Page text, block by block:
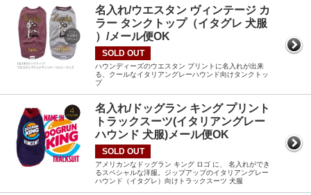
名入れ/ウエスタン ヴィンテージ カ
ラー タンクトップ（イタグレ 犬服
）/メール便OK
SOLD OUT
ハウンディーズのウエスタン プリントに名入れが出来
る、クールなイタリアングレーハウンド向けタンクトッ
プ
名入れ/ドッグラン キング プリント
トラックスーツ(イタリアングレー
ハウンド 犬服)メール便OK
SOLD OUT
アメリカンなドッグラン キング ロゴ に、 名入れができ
るスペシャルな洋服。ジップアップのイタリアングレー
ハウンド（イタグレ）向けトラックスーツ 犬服